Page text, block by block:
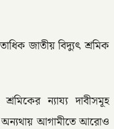
জাতীয় বিদ্যুৎ শ্রমিক
ন্যায্য দাবীসমূহ
অন্যথায় আগামীতে আরোও